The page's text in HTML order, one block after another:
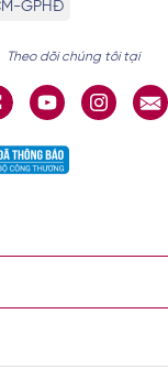
GPHĐ
Theo dõi chúng tôi tại